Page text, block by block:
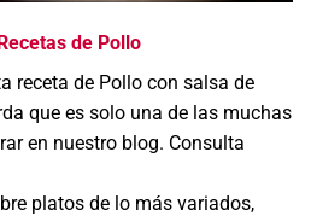
de Pollo
receta de Pollo con salsa de
que es solo una de las muchas
en nuestro blog. Consulta
platos de lo más variados,